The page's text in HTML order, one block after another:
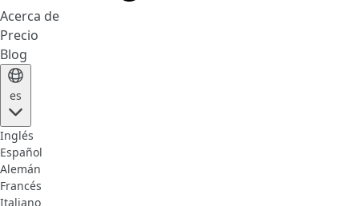
Acerca de
Precio
Blog
es
Inglés
Español
Alemán
Francés
Italiano